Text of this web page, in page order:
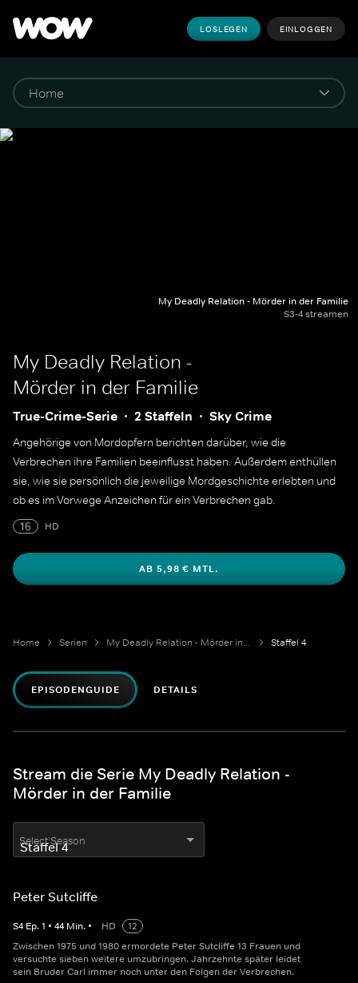
LOSLEGEN EINLOGGEN
My Deadly Relation - Mörder in der Familie
S3-4 streamen
My Deadly Relation -
Mörder in der Familie
True-Crime-Serie 2 Staffeln Sky Crime
Angehörige von Mordopfern berichten darüber, wie die
Verbrechen ihre Familien beeinflusst haben. Außerdem enthüllen
sie, wie sie persönlich die jeweilige Mordgeschichte erlebten und
ob es im Vorwege Anzeichen für ein Verbrechen gab.
16
HD
AB 5,98 € MTL.
Home Serien My Deadly Relation - Mörder in der Familie Staffel 4
EPISODENGUIDE DETAILS
Stream die Serie My Deadly Relation -
Mörder in der Familie
Select Season
Peter Sutcliffe
S4 Ep.1 • 44 Min. • HD
12
Zwischen 1975 und 1980 ermordete Peter Sutcliffe 13 Frauen und
versuchte sieben weitere umzubringen. Jahrzehnte später leidet
sein Bruder Carl immer noch unter den Folgen der Verbrechen.